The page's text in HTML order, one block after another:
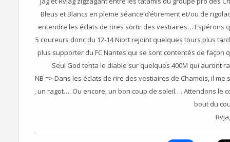
Bleus et Blancs en pleine séance d’étirement et/ou de
entendre les éclats de rires sortir des vestiaires… Espérons
5 coureurs donc du 12-14 Niort rejoint quelques tours plus
plus supporter du FC Nantes qui se sont contentés de
Seul God tenta le diable sur quelques 400M qui auront
NB => Dans les éclats de rire des vestiaires de Chamois, il
, un ragot…. Ou encore, un bon coup de soleil…. Attendons le
bout du